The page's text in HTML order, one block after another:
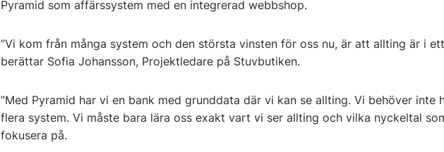
Pyramid som affärssystem med en integrerad webbshop.
”Vi kom från många system och den största vinsten för oss nu, är att allting är i
berättar Sofia Johansson, Projektledare på Stuvbutiken.
”Med Pyramid har vi en bank med grunddata där vi kan se allting. Vi behöver inte
flera system. Vi måste bara lära oss exakt vart vi ser allting och vilka nyckeltal
fokusera på.